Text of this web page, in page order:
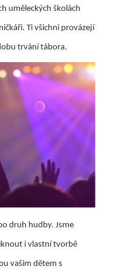
uměleckých školách
Ti všichni provázejí
trvání tábora.
druh hudby. Jsme
i vlastní tvorbě
vašim dětem s